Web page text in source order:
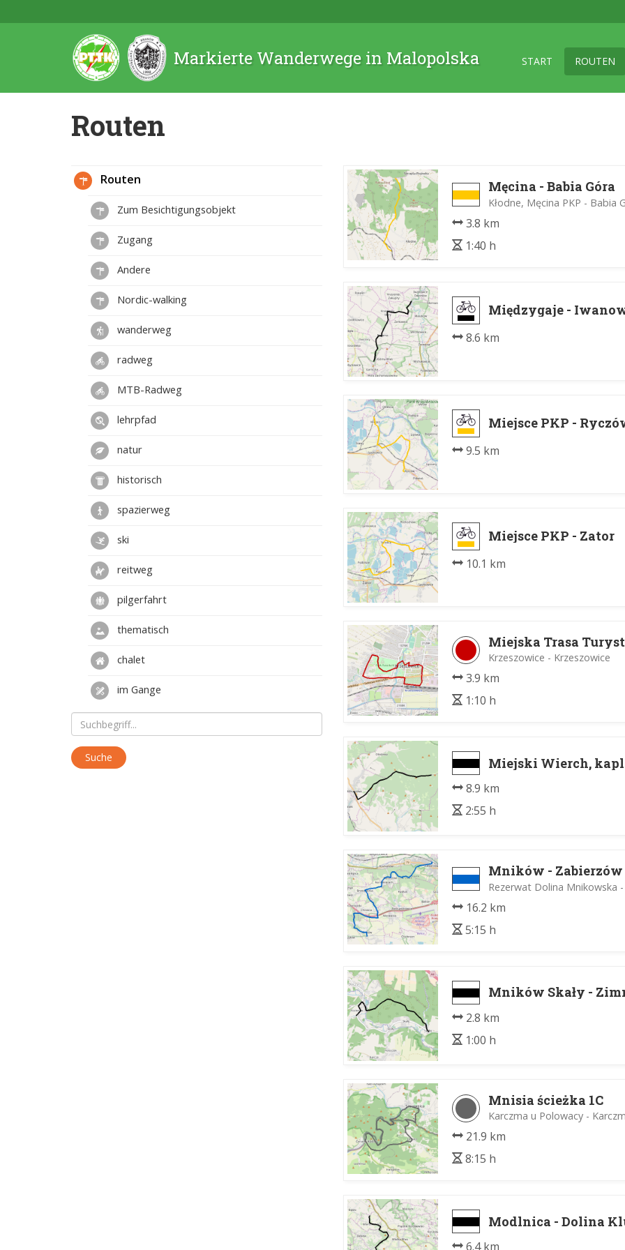
Markierte Wanderwege in Malopolska START ROUTEN
Routen
Męcina - Babia Góra
Kłodne, Męcina PKP - Babia
3.8 km
1:40 h
Międzygaje -
8.6 km
Miejsce PKP -
9.5 km
Miejsce PKP - Zator
10.1 km
Miejska Trasa
Krzeszowice - Krzeszowice
3.9 km
1:10 h
Miejski Wierch,
8.9 km
2:55 h
Mników - Zabierzów
Rezerwat Dolina Mnikowska
16.2 km
5:15 h
Mników Skały -
2.8 km
1:00 h
Mnisia ścieżka 1C
Karczma u Polowacy -
21.9 km
8:15 h
Modlnica - Dolina
6.4 km
Routen
Zum Besichtigungsobjekt
Zugang
Andere
Nordic-walking
wanderweg
radweg
MTB-Radweg
lehrpfad
natur
historisch
spazierweg
ski
reitweg
pilgerfahrt
thematisch
chalet
im Gange